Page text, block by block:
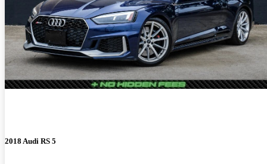
2018 Audi RS 5